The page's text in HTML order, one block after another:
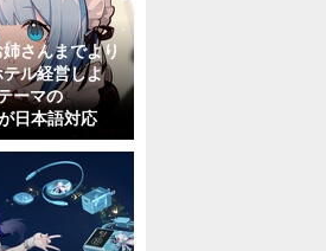
さんまでより
ル経営しよ
ーマの
日本語対応